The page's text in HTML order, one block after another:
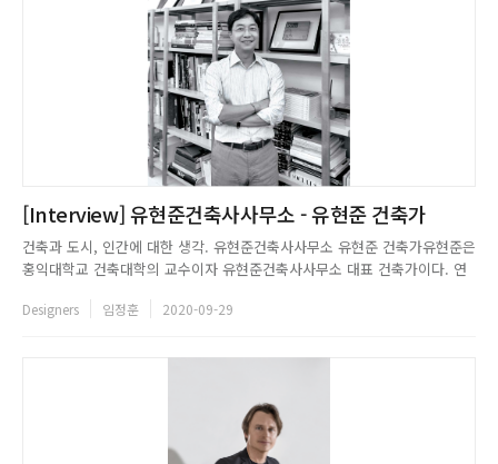
[Interview] 유현준건축사사무소 - 유현준 건축가
건축과 도시, 인간에 대한 생각. 유현준건축사사무소 유현준 건축가유현준은
홍익대학교 건축대학의 교수이자 유현준건축사사무소 대표 건축가이다. 연
대학교 건축설계 석사 우등졸업(M.ARCH WITH DISTINCTION)을 하였다.
Designers 임정훈 2020-09-29